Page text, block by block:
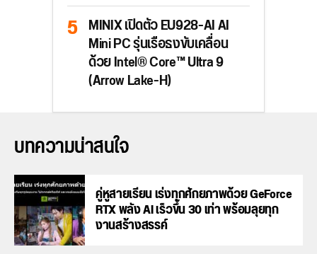
MINIX เปิดตัว EU928-AI AI
Mini PC รุ่นเรือธงขับเคลื่อน
ด้วย Intel® Core™ Ultra 9
(Arrow Lake-H)
บทความน่าสนใจ
คู่หูสายเรียน เร่งทุกศักยภาพด้วย GeForce
RTX พลัง AI เร็วขึ้น 30 เท่า พร้อมลุยทุก
งานสร้างสรรค์